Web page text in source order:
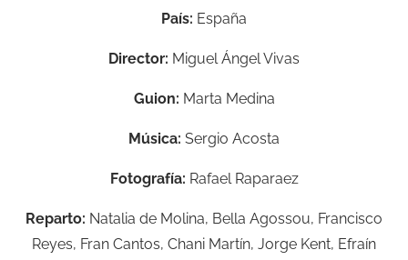
País: España
Director: Miguel Ángel Vivas
Guion: Marta Medina
Música: Sergio Acosta
Fotografía: Rafael Raparaez
Reparto: Natalia de Molina, Bella Agossou, Francisco
Reyes, Fran Cantos, Chani Martín, Jorge Kent, Efraín